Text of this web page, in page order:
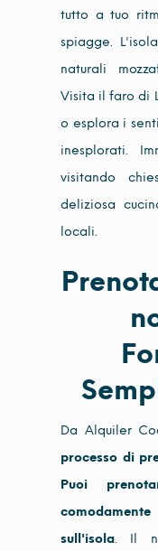
tutto a tuo
spiagge.
naturali
Visita il faro di
o esplora i
inesplorati.
visitando
deliziosa
locali.
Da Alquiler
processo di
Puoi
sull'isola. Il